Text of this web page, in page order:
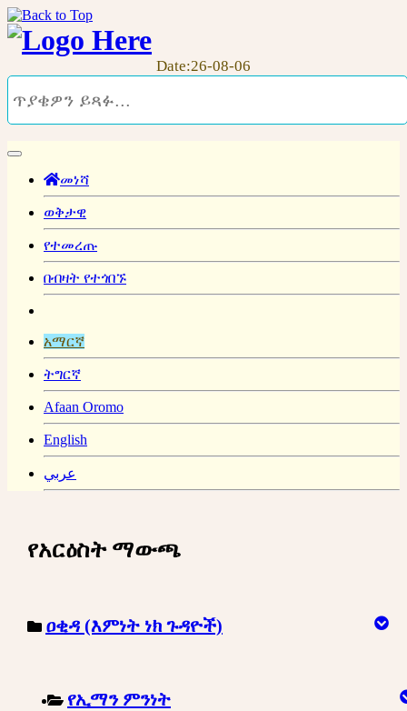
Date:26-08-06
መነሻ
ወቅታዊ
የተመረጡ
በብዛት የተጎበኙ
አማርኛ
ትግርኛ
Afaan Oromo
English
عربي
የአርዕስት ማውጫ
ዐቂዳ (እምነት ነክ ጉዳዮች)
የኢማን ምንነት